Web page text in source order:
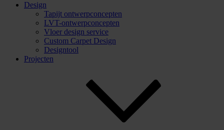
Design
Tapijt ontwerpconcepten
LVT-ontwerpconcepten
Vloer design service
Custom Carpet Design
Designtool
Projecten